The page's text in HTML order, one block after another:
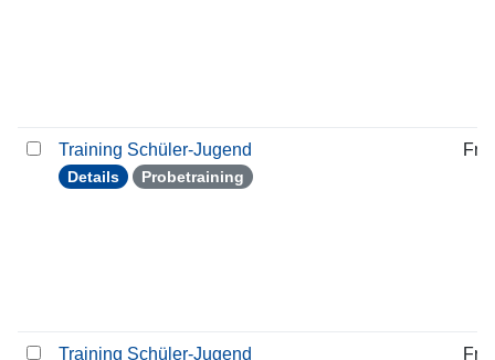
Training Schüler-Jugend
Details Probetraining
Training Schüler-Jugend